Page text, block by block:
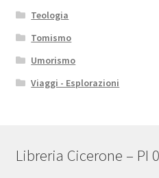
Teologia
Tomismo
Umorismo
Viaggi - Esplorazioni
Libreria Cicerone – PI